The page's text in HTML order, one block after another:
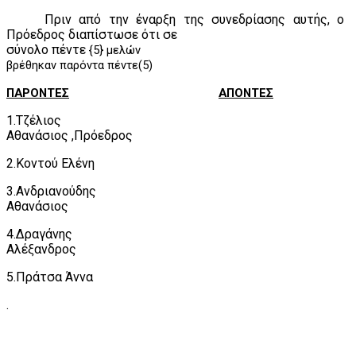
Πριν από την έναρξη της συνεδρίασης αυτής, ο
Πρόεδρος διαπίστωσε ότι σε
σύνολο πέντε {5} μελών
βρέθηκαν παρόντα πέντε(5)
ΠΑΡΟΝΤΕΣ
ΑΠΟΝΤΕΣ
1.Τζέλιος
Αθανάσιος ,Πρόεδρος
2.Κοντού Ελένη
3.Ανδριανούδης
Αθανάσιος
4.Δραγάνης
Αλέξανδρος
5.Πράτσα Άννα
.